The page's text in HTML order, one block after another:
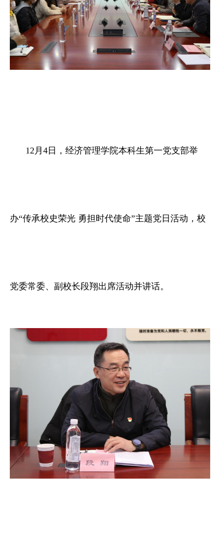
12月4日，经济管理学院本科生第一党支部举
办“传承校史荣光 勇担时代使命”主题党日活动，校
党委常委、副校长段翔出席活动并讲话。